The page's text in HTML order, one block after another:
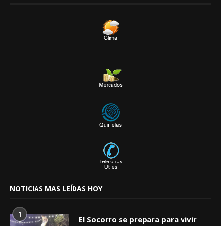
NOTICIAS MAS LEÍDAS HOY
1
El Socorro se prepara para vivir